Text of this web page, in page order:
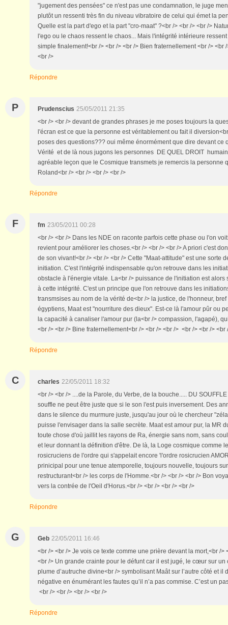
"jugement des pensées" ce n'est pas une condamnation, le juge
plutôt un ressenti très fin du niveau vibratoire de celui qui émet la
Quelle est la part d'ego et la part "cro-maat" ?<br /> <br /> <br />
l'ego ou le chaos ressent le chaos... Mais l'intégrité intérieure
simple finalement!<br /> <br /> <br /> Bien fraternellement <br /> <br
<br />
Répondre
P Prudenscius 25/05/2011 21:35
<br /> <br /> devant de grandes phrases je me poses toujours la
l'écran est ce que la personne est véritablement ou fait il
poses des questions??? oui même énormément que dire devant ce
Vérité et de là nous jugons les personnes DE QUEL DROIT
agréable leçon que le Cosmique transmets je remercis la personne
Roland<br /> <br /> <br /> <br />
Répondre
F fm 23/05/2011 00:28
<br /> <br /> Dans les NDE on raconte parfois cette phase ou l'on
revient pour améliorer les choses.<br /> <br /> <br /> A priori c'est
de son vivant!<br /> <br /> <br /> Cette "Maat-attitude" est une sorte
initiation. C'est l'intégrité indispensable qu'on retrouve dans les
obstacle à l'énergie vitale. La<br /> puissance de l'initiation est
à cette intégrité. C'est un principe que l'on retrouve dans les
transmsises au nom de la vérité de<br /> la justice, de l'honneur,
égyptiens, Maat est "nourriture des dieux". Est-ce là l'amour pûr ou
la capacité à canaliser l'amour pur (la<br /> compassion, l'agapé),
<br /> <br /> Bine fraternellement<br /> <br /> <br /> <br /> <br /> <br
Répondre
C charles 22/05/2011 18:32
<br /> <br /> ....de la Parole, du Verbe, de la bouche..... DU
souffle ne peut être juste que si le son l'est puis inversement. Des
dans le silence du murmure juste, jusqu'au jour où le chercheur
puisse l'envisager dans la salle secrète. Maat est amour pur, la MR
toute chose d'où jaillit les rayons de Ra, énergie sans nom, sans
et leur donnant la définition d'être. De là, la Loge cosmique comme
rosicruciens de l'ordre qui s'appelait encore 'l'ordre rosicrucien
prinicipal pour une tenue atemporelle, toujours nouvelle, toujours
restructurant<br /> les corps de l'Homme.<br /> <br /> <br /> Bon
vers la contrée de l'Oeil d'Horus.<br /> <br /> <br /> <br />
Répondre
G Geb 22/05/2011 16:46
<br /> <br /> Je vois ce texte comme une prière devant la mort,<br />
<br /> Un grande crainte pour le défunt car il est jugé, le cœur sur un
plume d’autruche divine<br /> symbolisant Maât sur l’autre côté et il
négative en énumérant les fautes qu’il n’a pas commise. C’est un
<br /> <br /> <br /> <br />
Répondre